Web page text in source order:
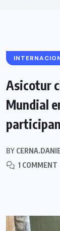
Asicotur
Mundial
BY
1 COMMENT